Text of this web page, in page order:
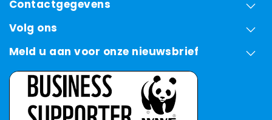
Contactgegevens
Volg ons
Meld u aan voor onze nieuwsbrief